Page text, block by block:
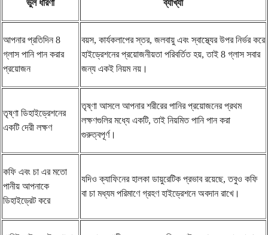
ভুল ধারণা ব্যাখ্যা
আপনার প্রতিদিন 8
গ্লাস পানি পান করার
প্রয়োজন
বয়স, কার্যকলাপের স্তর, জলবায়ু এবং স্বাস্থ্যের উপর নির্ভর করে
হাইড্রেশনের প্রয়োজনীয়তা পরিবর্তিত হয়, তাই 8 গ্লাস সবার
জন্য একই নিয়ম নয়।
তৃষ্ণা ডিহাইড্রেশনের
একটি দেরী লক্ষণ
তৃষ্ণা আসলে আপনার শরীরের পানির প্রয়োজনের প্রথম
লক্ষণগুলির মধ্যে একটি, তাই নিয়মিত পানি পান করা
গুরুত্বপূর্ণ।
কফি এবং চা এর মতো
পানীয় আপনাকে
ডিহাইড্রেট করে
যদিও ক্যাফিনের হালকা ডায়ুরেটিক প্রভাব রয়েছে, তবুও কফি
বা চা মধ্যম পরিমাণে গ্রহণ হাইড্রেশনে অবদান রাখে।